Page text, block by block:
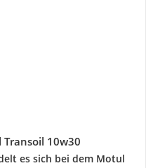
10w30
es sich bei dem Motul